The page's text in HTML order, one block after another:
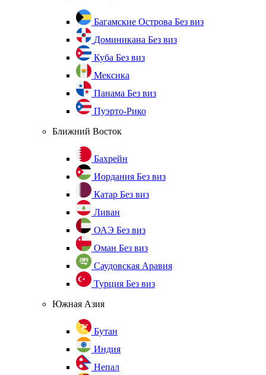
Багамские Острова Без виз
Доминикана Без виз
Куба Без виз
Мексика
Панама Без виз
Пуэрто-Рико
Ближний Восток
Бахрейн
Иордания Без виз
Катар Без виз
Ливан
ОАЭ Без виз
Оман Без виз
Саудовская Аравия
Турция Без виз
Южная Азия
Бутан
Индия
Непал